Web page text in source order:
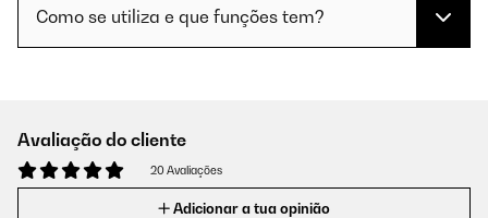
Como se utiliza e que funções tem?
Avaliação do cliente
20 Avaliações
Adicionar a tua opinião